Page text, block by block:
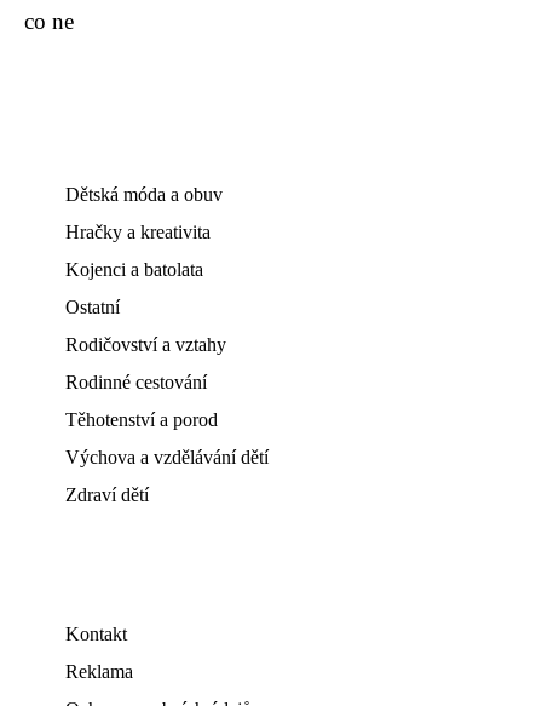
co ne
Dětská móda a obuv
Hračky a kreativita
Kojenci a batolata
Ostatní
Rodičovství a vztahy
Rodinné cestování
Těhotenství a porod
Výchova a vzdělávání dětí
Zdraví dětí
Kontakt
Reklama